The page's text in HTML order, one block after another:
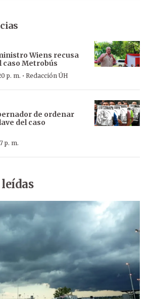
Wiens recusa
caso Metrobús
p. m. · Redacción ÚH
de ordenar
del caso
p. m.